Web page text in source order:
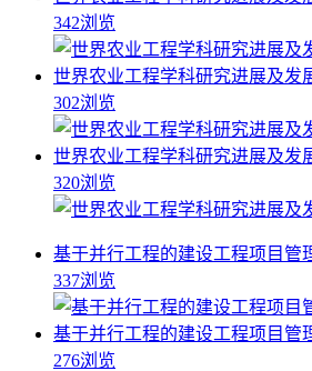
342浏览
世界农业工程学科研究进展及发
302浏览
世界农业工程学科研究进展及发
320浏览
基于并行工程的建设工程项目管
337浏览
基于并行工程的建设工程项目管
276浏览